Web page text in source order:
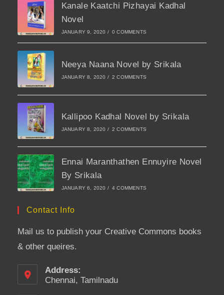
Kanale Kaatchi Pizhayai Kadhal
Novel
JANUARY 9, 2020 / 0 COMMENTS
Neeya Naana Novel by Srikala
JANUARY 8, 2020 / 2 COMMENTS
Kallipoo Kadhal Novel by Srikala
JANUARY 8, 2020 / 2 COMMENTS
Ennai Maranthathen Ennuyire Novel
By Srikala
JANUARY 6, 2020 / 4 COMMENTS
Contact Info
Mail us to publish your Creative Commons books
& other queires.
Address:
Chennai, Tamilnadu